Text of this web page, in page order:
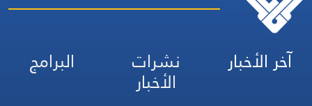
آخر الأخبار نشرات
الأخبار
البرامج